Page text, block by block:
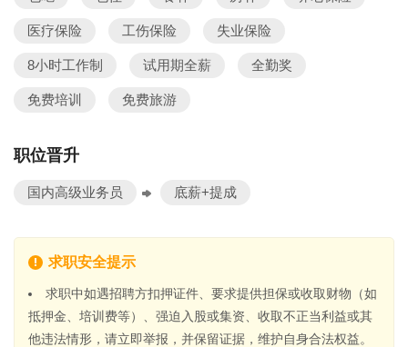
医疗保险 工伤保险 失业保险
8小时工作制 试用期全薪 全勤奖
免费培训 免费旅游
职位晋升
国内高级业务员 底薪+提成
求职安全提示
求职中如遇招聘方扣押证件、要求提供担保或收取财物（如
抵押金、培训费等）、强迫入股或集资、收取不正当利益或其
他违法情形，请立即举报，并保留证据，维护自身合法权益。